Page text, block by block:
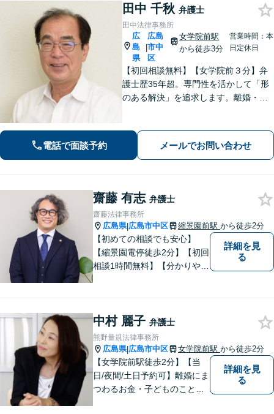
田中 千秋 弁護士
田中法律事務所
広
島
県
|
広島
市中
区
女学院前駅
から徒歩3分
営業時間：本
日定休日
【初回相談無料】【女学院前３分】弁
護士歴35年超。専門性を活かして「形
のある解決」を追求します。離婚・債
話しやすい弁護士に是非ご相談くださ
い。（合同庁舎内郵便局近く）
電話で面談予約 メールでお問い合わせ
齋藤 有志 弁護士
齋藤法律事務所
広島県|広島市中区 縮景園前駅 から徒歩2分
【初めての相談でも安心】
【縮景園電停徒歩2分】【初回
相談1時間無料】【分かりやす
え、納得の解決を目指しま
す。
詳細を見
る
中村 麗子 弁護士
熊野量規法律事務所
広島県|広島市中区 女学院前駅 から徒歩2分
【女学院前駅徒歩2分】【当
日/夜間/土日予約可】離婚にま
つわるお金・子どものこと、
詳細を見
る